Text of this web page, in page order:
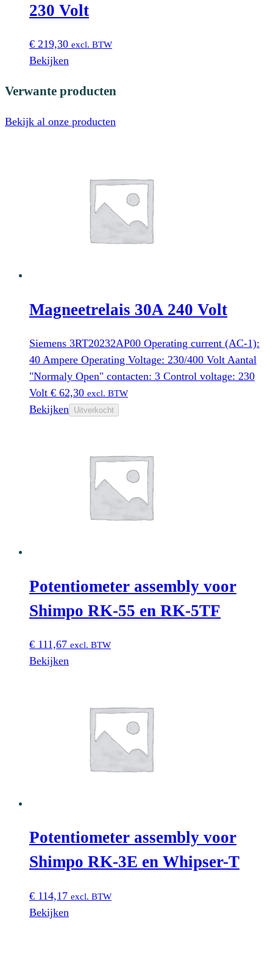
230 Volt
€ 219,30 excl. BTW
Bekijken
Verwante producten
Bekijk al onze producten
Magneetrelais 30A 240 Volt
Siemens 3RT20232AP00 Operating current (AC-1):
40 Ampere Operating Voltage: 230/400 Volt Aantal
"Normaly Open" contacten: 3 Control voltage: 230
Volt € 62,30 excl. BTW
Bekijken Uitverkocht
Potentiometer assembly voor
Shimpo RK-55 en RK-5TF
€ 111,67 excl. BTW
Bekijken
Potentiometer assembly voor
Shimpo RK-3E en Whipser-T
€ 114,17 excl. BTW
Bekijken